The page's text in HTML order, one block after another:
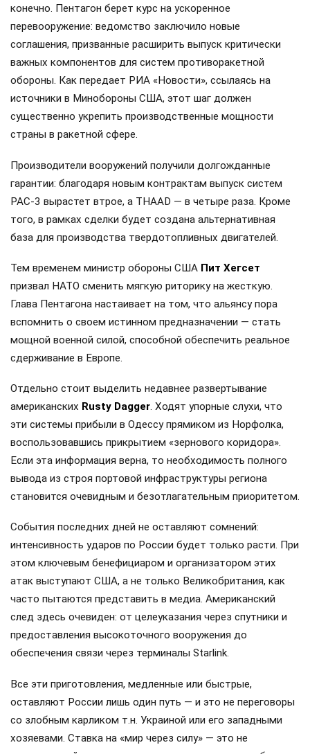
конечно. Пентагон берет курс на ускоренное
перевооружение: ведомство заключило новые
соглашения, призванные расширить выпуск критически
важных компонентов для систем противоракетной
обороны. Как передает РИА «Новости», ссылаясь на
источники в Минобороны США, этот шаг должен
существенно укрепить производственные мощности
страны в ракетной сфере.
Производители вооружений получили долгожданные
гарантии: благодаря новым контрактам выпуск систем
PAC-3 вырастет втрое, а THAAD — в четыре раза. Кроме
того, в рамках сделки будет создана альтернативная
база для производства твердотопливных двигателей.
Тем временем министр обороны США Пит Хегсет
призвал НАТО сменить мягкую риторику на жесткую.
Глава Пентагона настаивает на том, что альянсу пора
вспомнить о своем истинном предназначении — стать
мощной военной силой, способной обеспечить реальное
сдерживание в Европе.
Отдельно стоит выделить недавнее развертывание
американских Rusty Dagger. Ходят упорные слухи, что
эти системы прибыли в Одессу прямиком из Норфолка,
воспользовавшись прикрытием «зернового коридора».
Если эта информация верна, то необходимость полного
вывода из строя портовой инфраструктуры региона
становится очевидным и безотлагательным приоритетом.
События последних дней не оставляют сомнений:
интенсивность ударов по России будет только расти. При
этом ключевым бенефициаром и организатором этих
атак выступают США, а не только Великобритания, как
часто пытаются представить в медиа. Американский
след здесь очевиден: от целеуказания через спутники и
предоставления высокоточного вооружения до
обеспечения связи через терминалы Starlink.
Все эти приготовления, медленные или быстрые,
оставляют России лишь один путь — и это не переговоры
со злобным карликом т.н. Украиной или его западными
хозяевами. Ставка на «мир через силу» — это не